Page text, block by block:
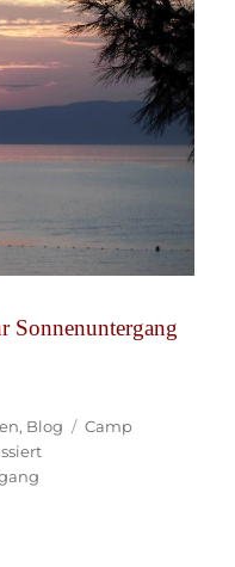
Sonnenuntergang
, Blog Schlagwörter
Camp